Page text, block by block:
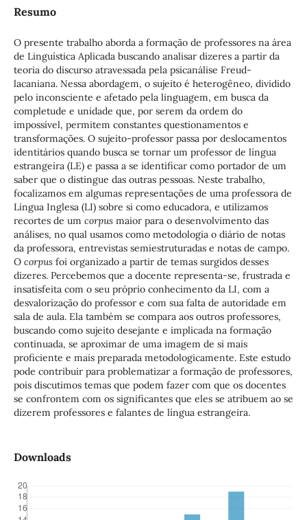
Resumo
O presente trabalho aborda a formação de professores na área
de Linguística Aplicada buscando analisar dizeres a partir da
teoria do discurso atravessada pela psicanálise Freud-
lacaniana. Nessa abordagem, o sujeito é heterogêneo, dividido
pelo inconsciente e afetado pela linguagem, em busca da
completude e unidade que, por serem da ordem do
impossível, permitem constantes questionamentos e
transformações. O sujeito-professor passa por deslocamentos
identitários quando busca se tornar um professor de língua
estrangeira (LE) e passa a se identificar como portador de um
saber que o distingue das outras pessoas. Neste trabalho,
focalizamos em algumas representações de uma professora de
Língua Inglesa (LI) sobre si como educadora, e utilizamos
recortes de um corpusmaior para o desenvolvimento das
análises, no qual usamos como metodologia o diário de notas
da professora, entrevistas semiestruturadas e notas de campo.
O corpusfoi organizado a partir de temas surgidos desses
dizeres. Percebemos que a docente representa-se, frustrada e
insatisfeita com o seu próprio conhecimento da LI, com a
desvalorização do professor e com sua falta de autoridade em
sala de aula. Ela também se compara aos outros professores,
buscando como sujeito desejante e implicada na formação
continuada, se aproximar de uma imagem de si mais
proficiente e mais preparada metodologicamente. Este estudo
pode contribuir para problematizar a formação de professores,
pois discutimos temas que podem fazer com que os docentes
se confrontem com os significantes que eles se atribuem ao se
dizerem professores e falantes de língua estrangeira.
Downloads